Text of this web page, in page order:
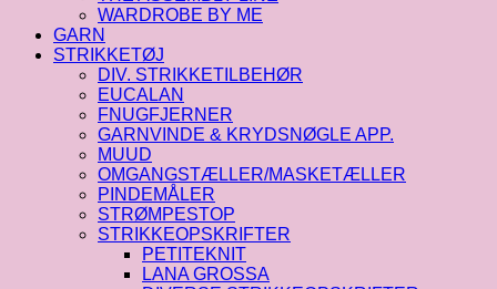
WARDROBE BY ME
GARN
STRIKKETØJ
DIV. STRIKKETILBEHØR
EUCALAN
FNUGFJERNER
GARNVINDE & KRYDSNØGLE APP.
MUUD
OMGANGSTÆLLER/MASKETÆLLER
PINDEMÅLER
STRØMPESTOP
STRIKKEOPSKRIFTER
PETITEKNIT
LANA GROSSA